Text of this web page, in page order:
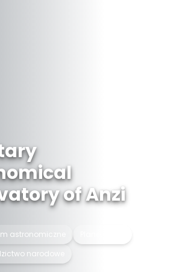
of Anzi
astronomiczne
narodowe